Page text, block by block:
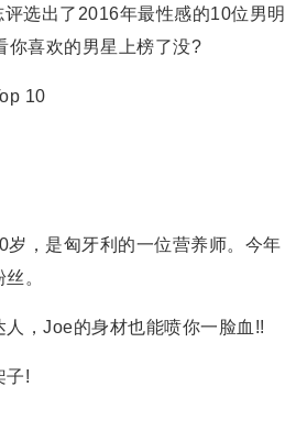
出了2016年最性感的10位男明
你喜欢的男星上榜了没?
10
是匈牙利的一位营养师。今年
。
，Joe的身材也能喷你一脸血!!
!